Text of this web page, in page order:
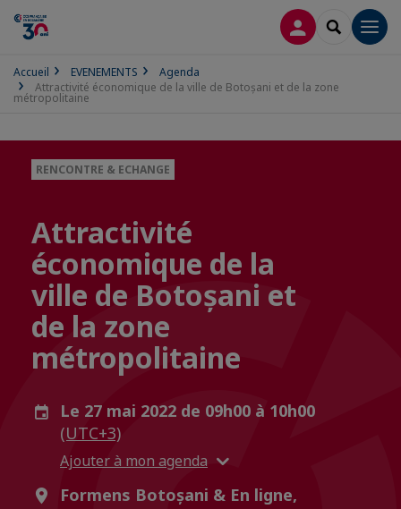
CONNEXION
Accueil EVENEMENTS
Agenda
Attractivité économique de la ville de Botoșani et de la zone
métropolitaine
RENCONTRE & ECHANGE
Attractivité
économique de la
ville de Botoșani et
de la zone
métropolitaine
Le 27 mai 2022 de 09h00 à 10h00
(UTC+3)
Ajouter à mon agenda
Formens Botoșani & En ligne,